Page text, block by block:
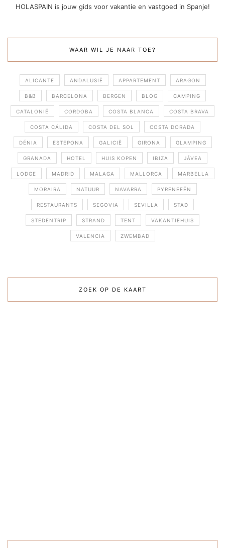
HOLASPAIN is jouw gids voor vakantie en vastgoed in Spanje!
WAAR WIL JE NAAR TOE?
ALICANTE ANDALUSIË APPARTEMENT ARAGON
B&B BARCELONA BERGEN BLOG CAMPING
CATALONIË CORDOBA COSTA BLANCA COSTA BRAVA
COSTA CÁLIDA COSTA DEL SOL COSTA DORADA
DÉNIA ESTEPONA GALICIË GIRONA GLAMPING
GRANADA HOTEL HUIS KOPEN IBIZA JÁVEA
LODGE MADRID MALAGA MALLORCA MARBELLA
MORAIRA NATUUR NAVARRA PYRENEEËN
RESTAURANTS SEGOVIA SEVILLA STAD
STEDENTRIP STRAND TENT VAKANTIEHUIS
VALENCIA ZWEMBAD
ZOEK OP DE KAART